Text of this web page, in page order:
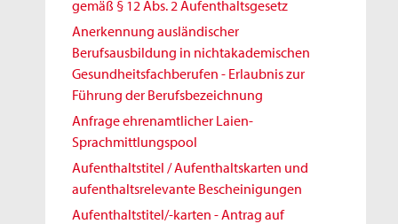
gemäß § 12 Abs. 2 Aufenthaltsgesetz
Anerkennung ausländischer
Berufsausbildung in nichtakademischen
Gesundheitsfachberufen - Erlaubnis zur
Führung der Berufsbezeichnung
Anfrage ehrenamtlicher Laien-
Sprachmittlungspool
Aufenthaltstitel / Aufenthaltskarten und
aufenthaltsrelevante Bescheinigungen
Aufenthaltstitel/-karten - Antrag auf